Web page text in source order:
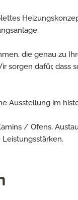
die genau zu
sorgen dafür,
Ausstellung im
/ Ofens,